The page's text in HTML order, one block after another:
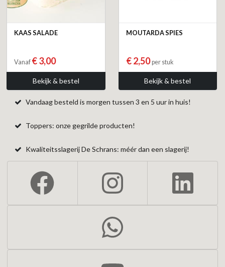
KAAS SALADE
Vanaf € 3,00
Bekijk & bestel
MOUTARDA SPIES
€ 2,50per stuk
Bekijk & bestel
Vandaag besteld is morgen tussen 3 en 5 uur in huis!
Toppers: onze gegrilde producten!
Kwaliteitsslagerij De Schrans: méér dan een slagerij!